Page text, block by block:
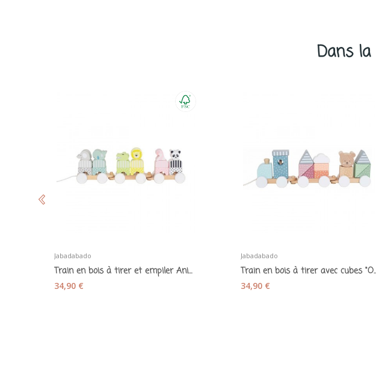
Dans
Jabadabado
Train en bois à tirer et empiler Animaux -...
34,90 €
Jabadabado
Train en bois à
34,90 €